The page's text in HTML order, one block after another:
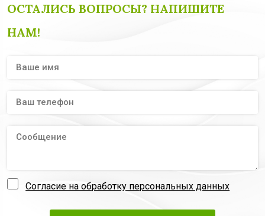
ОСТАЛИСЬ ВОПРОСЫ? НАПИШИТЕ
НАМ!
Согласие на обработку персональных данных